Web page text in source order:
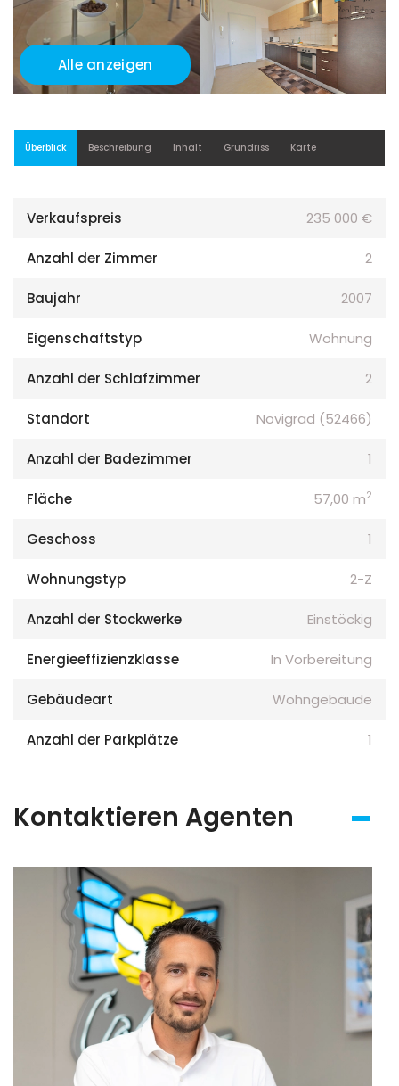
Alle anzeigen
Überblick Beschreibung Inhalt Grundriss Karte
Verkaufspreis 235 000 €
Anzahl der Zimmer 2
Baujahr 2007
Eigenschaftstyp Wohnung
Anzahl der Schlafzimmer 2
Standort Novigrad (52466)
Anzahl der Badezimmer 1
Fläche 57,00 m2
Geschoss 1
Wohnungstyp 2-Z
Anzahl der Stockwerke Einstöckig
Energieeffizienzklasse In Vorbereitung
Gebäudeart Wohngebäude
Anzahl der Parkplätze 1
Kontaktieren Agenten